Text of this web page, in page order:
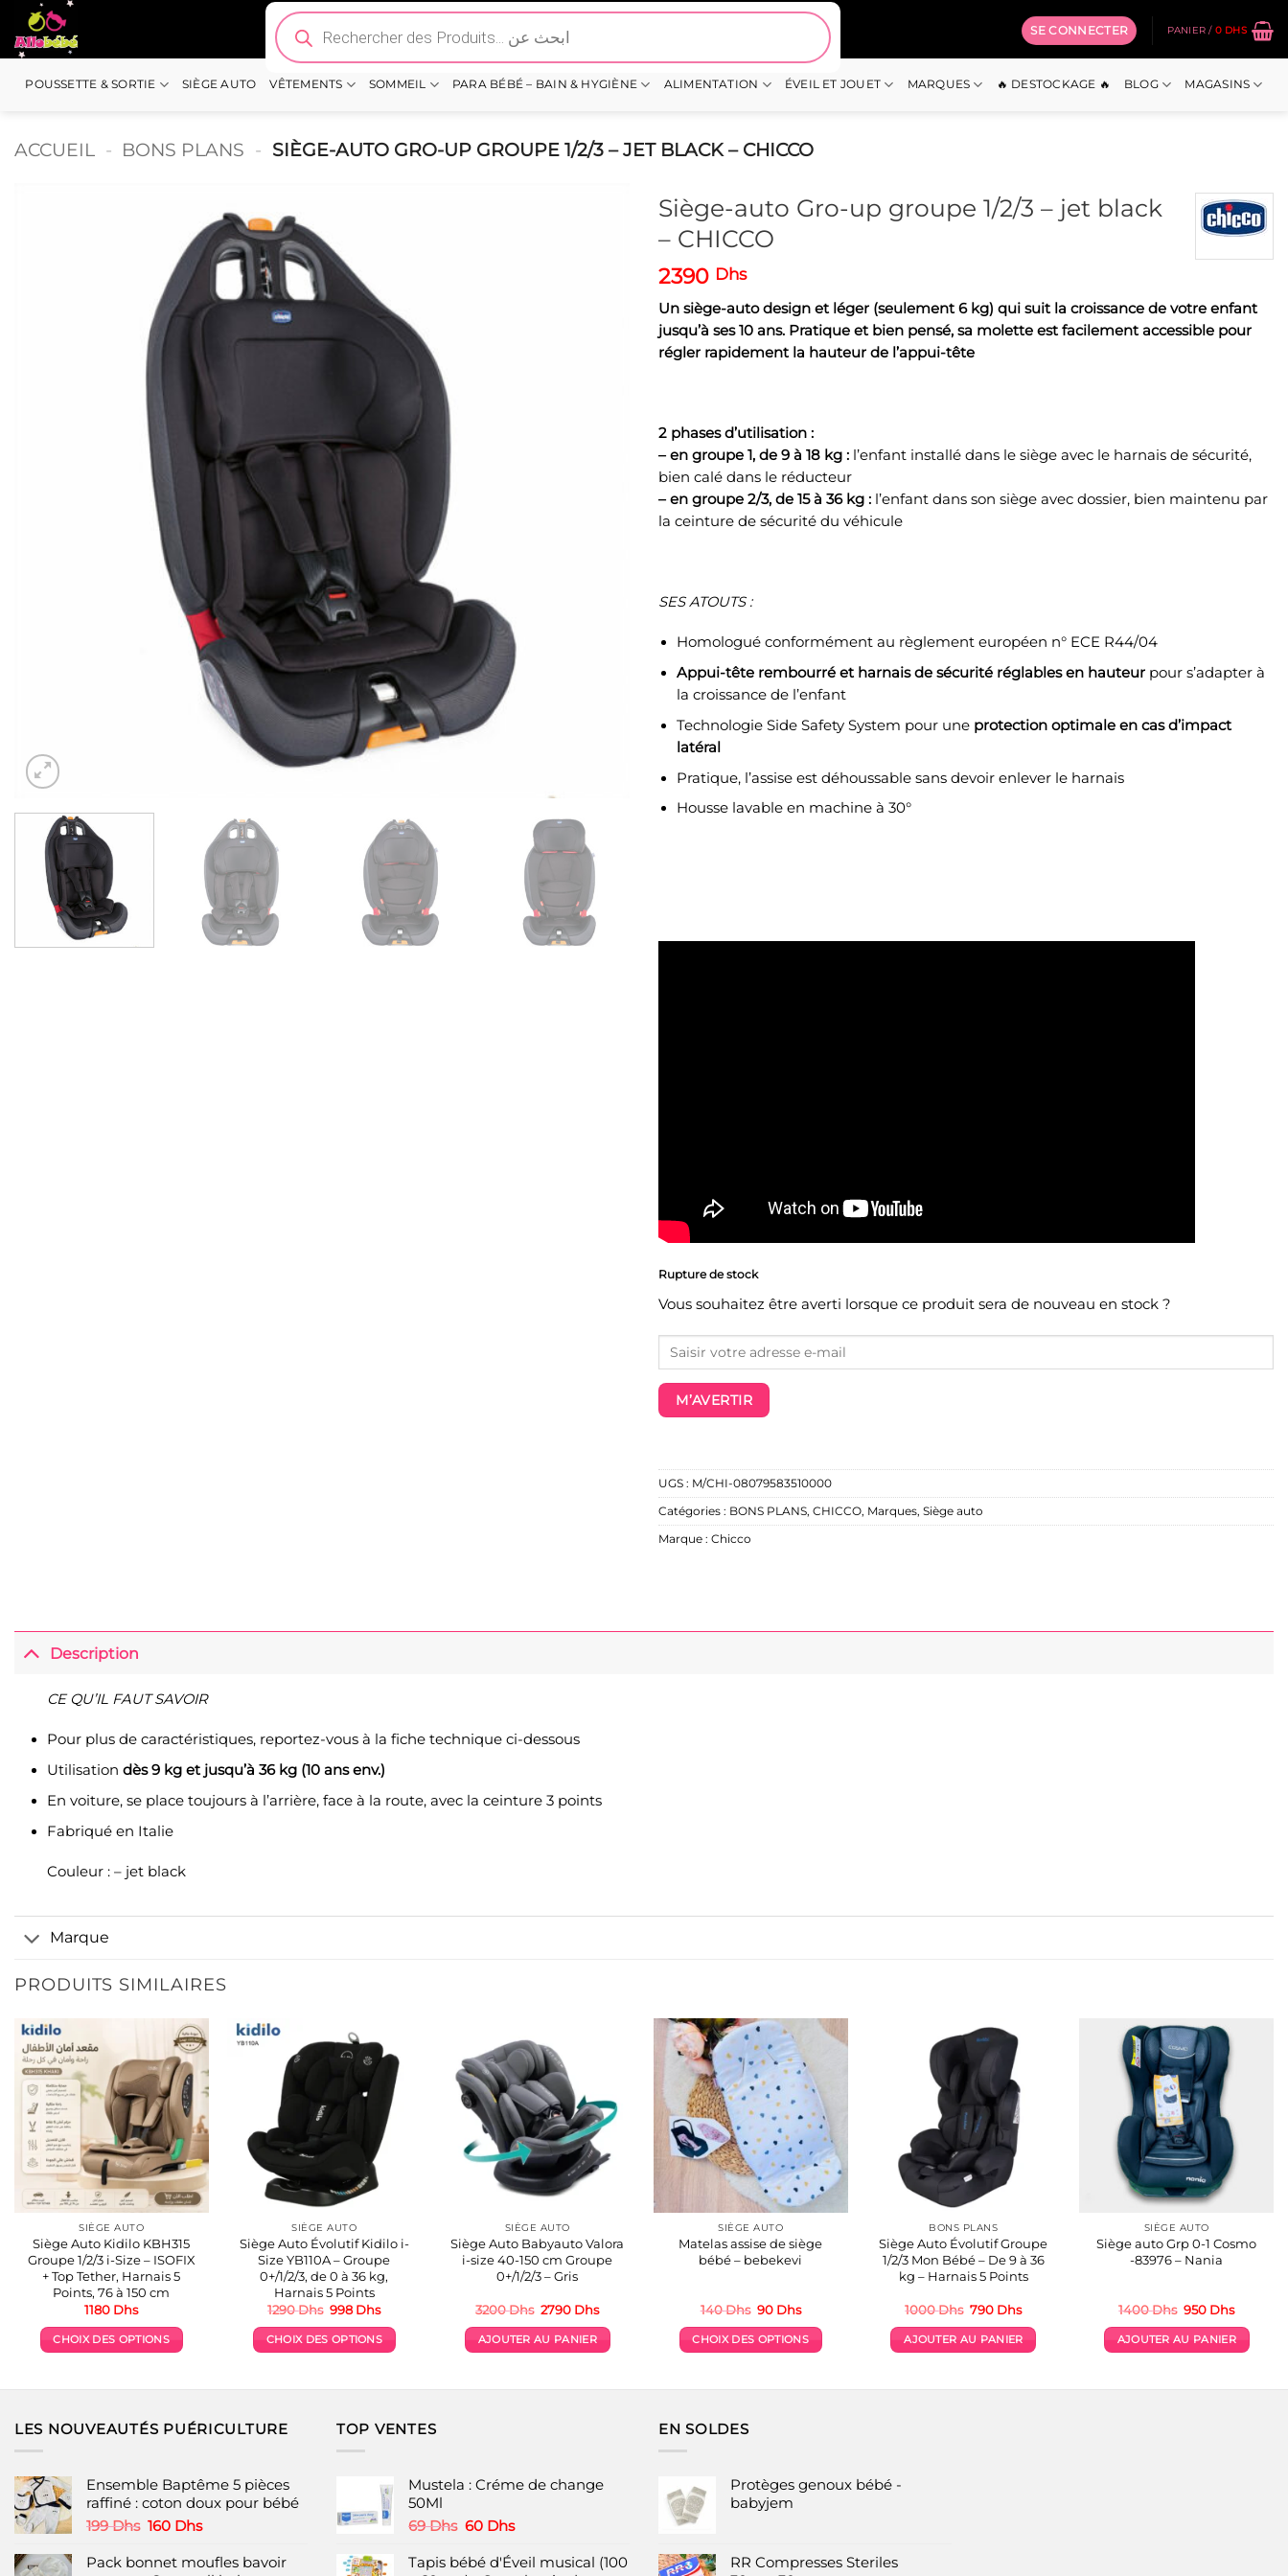
Passer
au
contenu
Recherche
de
produits
SE CONNECTER PANIER / 0 DHS
POUSSETTE & SORTIE SIÈGE AUTO VÊTEMENTS SOMMEIL PARA BÉBÉ – BAIN & HYGIÈNE ALIMENTATION ÉVEIL ET JOUET MARQUES 🔥 DESTOCKAGE 🔥 BLOG MAGASINS
ACCUEIL - BONS PLANS - SIÈGE-AUTO GRO-UP GROUPE 1/2/3 – JET BLACK – CHICCO
Siège-auto Gro-up groupe 1/2/3 – jet black
– CHICCO
2390 Dhs
Un siège-auto design et léger (seulement 6 kg) qui suit la croissance de votre enfant
jusqu’à ses 10 ans. Pratique et bien pensé, sa molette est facilement accessible pour
régler rapidement la hauteur de l’appui-tête
2 phases d’utilisation :
– en groupe 1, de 9 à 18 kg : l’enfant installé dans le siège avec le harnais de sécurité,
bien calé dans le réducteur
– en groupe 2/3, de 15 à 36 kg : l’enfant dans son siège avec dossier, bien maintenu par
la ceinture de sécurité du véhicule
SES ATOUTS :
Homologué conformément au règlement européen n° ECE R44/04
Appui-tête rembourré et harnais de sécurité réglables en hauteur pour s’adapter à
la croissance de l’enfant
Technologie Side Safety System pour une protection optimale en cas d’impact
latéral
Pratique, l’assise est déhoussable sans devoir enlever le harnais
Housse lavable en machine à 30°
Rupture de stock
Vous souhaitez être averti lorsque ce produit sera de nouveau en stock ?
M’AVERTIR
UGS : M/CHI-08079583510000
Catégories : BONS PLANS, CHICCO, Marques, Siège auto
Marque : Chicco
Description
CE QU’IL FAUT SAVOIR
Pour plus de caractéristiques, reportez-vous à la fiche technique ci-dessous
Utilisation dès 9 kg et jusqu’à 36 kg (10 ans env.)
En voiture, se place toujours à l’arrière, face à la route, avec la ceinture 3 points
Fabriqué en Italie
Couleur : – jet black
Marque
PRODUITS SIMILAIRES
SIÈGE AUTO
Siège Auto Kidilo KBH315
Groupe 1/2/3 i-Size – ISOFIX
+ Top Tether, Harnais 5
Points, 76 à 150 cm
1180 Dhs
CHOIX DES OPTIONS
plusieurs
options
peuvent
être
sur
SIÈGE AUTO
Siège Auto Évolutif Kidilo i-
Size YB110A – Groupe
0+/1/2/3, de 0 à 36 kg,
Harnais 5 Points
1290Dhs Le
initial
était :
998DhsLe
actuel
est :
CHOIX DES OPTIONS
plusieurs
être
sur
SIÈGE AUTO
Siège Auto Babyauto Valora
i-size 40-150 cm Groupe
0+/1/2/3 – Gris
3200Dhs Le
initial
était :
2790 DhsLe
actuel
est :
AJOUTER AU PANIER
SIÈGE AUTO
Matelas assise de siège
bébé – bebekevi
140Dhs Le
initial
était :
90 DhsLe
actuel
est :
CHOIX DES OPTIONS
options
peuvent
sur
BONS PLANS
Siège Auto Évolutif Groupe
1/2/3 Mon Bébé – De 9 à 36
kg – Harnais 5 Points
1000Dhs Le
initial
était :
790 DhsLe
actuel
est :
AJOUTER AU PANIER
SIÈGE AUTO
Siège auto Grp 0-1 Cosmo
-83976 – Nania
1400Dhs Le
initial
était :
950 DhsLe
actuel
est :
AJOUTER AU PANIER
LES NOUVEAUTÉS PUÉRICULTURE
Ensemble Baptême 5 pièces
raffiné : coton doux pour bébé
199Dhs Le
initial
160 DhsLe
actuel
Pack bonnet moufles bavoir
TOP VENTES
Mustela : Créme de change
50Ml
69Dhs Le
initial
60 DhsLe
actuel
Tapis bébé d'Éveil musical (100
EN SOLDES
Protèges genoux bébé -
babyjem
RR Compresses Steriles